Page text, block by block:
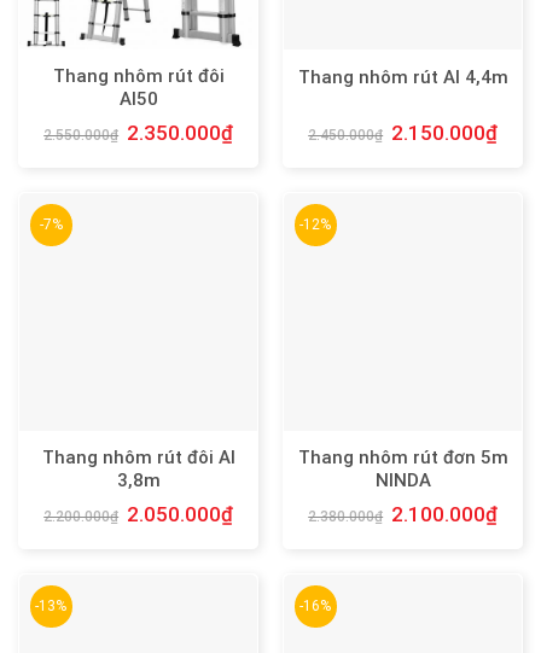
Thang nhôm rút đôi
AI50
2.550.000₫ 2.350.000₫
Thang nhôm rút AI 4,4m
2.450.000₫ 2.150.000₫
-7%
Thang nhôm rút đôi AI
3,8m
2.200.000₫ 2.050.000₫
-12%
Thang nhôm rút đơn 5m
NINDA
2.380.000₫ 2.100.000₫
-13% -16%